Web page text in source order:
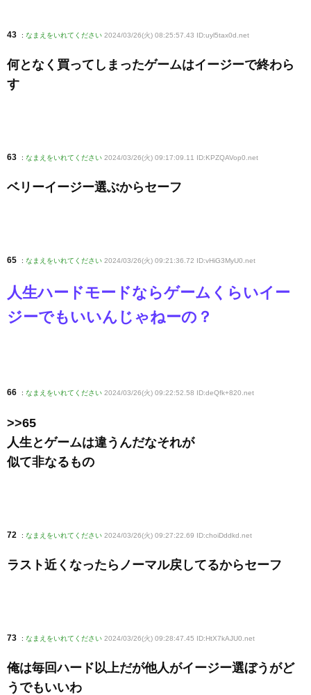
43 : なまえをいれてください 2024/03/26(火) 08:25:57.43 ID:uyl5tax0d .net
何となく買ってしまったゲームはイージーで終わら
す
63 : なまえをいれてください 2024/03/26(火) 09:17:09.11 ID:KPZQAVop0 .net
ベリーイージー選ぶからセーフ
65 : なまえをいれてください 2024/03/26(火) 09:21:36.72 ID:vHiG3MyU0.net
人生ハードモードならゲームくらいイー
ジーでもいいんじゃねーの？
66 : なまえをいれてください 2024/03/26(火) 09:22:52.58 ID:deQfk+820.net
>>65
人生とゲームは違うんだなそれが
似て非なるもの
72 : なまえをいれてください 2024/03/26(火) 09:27:22.69 ID:choiDddkd .net
ラスト近くなったらノーマル戻してるからセーフ
73 : なまえをいれてください 2024/03/26(火) 09:28:47.45 ID:HtX7kAJU0 .net
俺は毎回ハード以上だが他人がイージー選ぼうがど
うでもいいわ